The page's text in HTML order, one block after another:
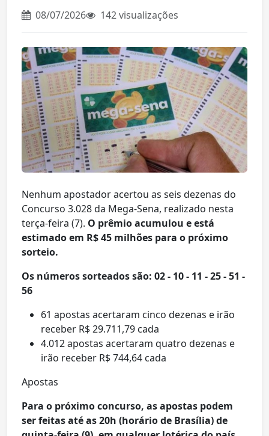
08/07/2026 142 visualizações
Nenhum apostador acertou as seis dezenas do
Concurso 3.028 da Mega-Sena, realizado nesta
terça-feira (7). O prêmio acumulou e está
estimado em R$ 45 milhões para o próximo
sorteio.
Os números sorteados são: 02 - 10 - 11 - 25 - 51 -
56
61 apostas acertaram cinco dezenas e irão
receber R$ 29.711,79 cada
4.012 apostas acertaram quatro dezenas e
irão receber R$ 744,64 cada
Apostas
Para o próximo concurso, as apostas podem
ser feitas até as 20h (horário de Brasília) de